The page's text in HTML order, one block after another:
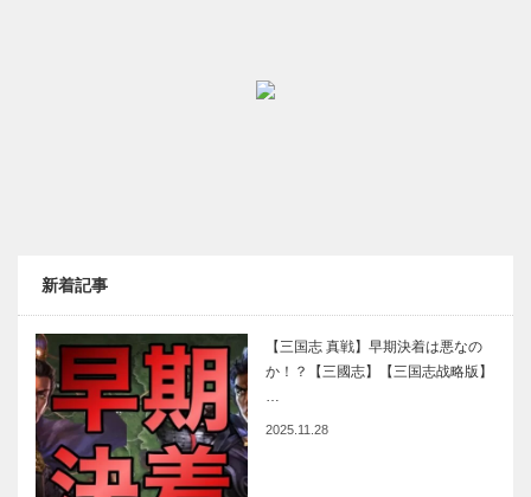
新着記事
【三国志 真戦】早期決着は悪なの
か！？【三國志】【三国志战略版】
…
2025.11.28